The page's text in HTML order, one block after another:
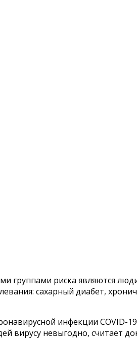
группами риска являются
сахарный диабет,
инфекции COVID-
вирусу невыгодно, считает